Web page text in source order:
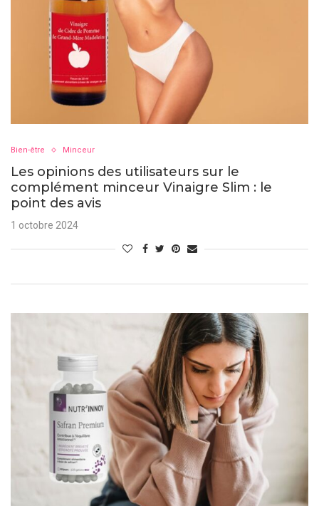
Bien-être Minceur
Les opinions des utilisateurs sur le
complément minceur Vinaigre Slim : le
point des avis
1 octobre 2024